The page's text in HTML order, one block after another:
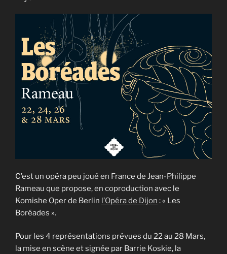
C’est un opéra peu joué en France de Jean-Philippe
Rameau que propose, en coproduction avec le
Komishe Oper de Berlin l’Opéra de Dijon : « Les
Boréades ».
Pour les 4 représentations prévues du 22 au 28 Mars,
la mise en scène et signée par Barrie Koskie, la